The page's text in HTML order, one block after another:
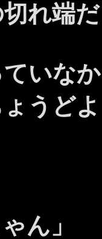
れ端
いな
うど
ん」